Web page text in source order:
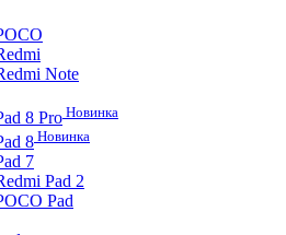
Note
8 Pro Новинка
8 Новинка
7
Pad 2
Pad